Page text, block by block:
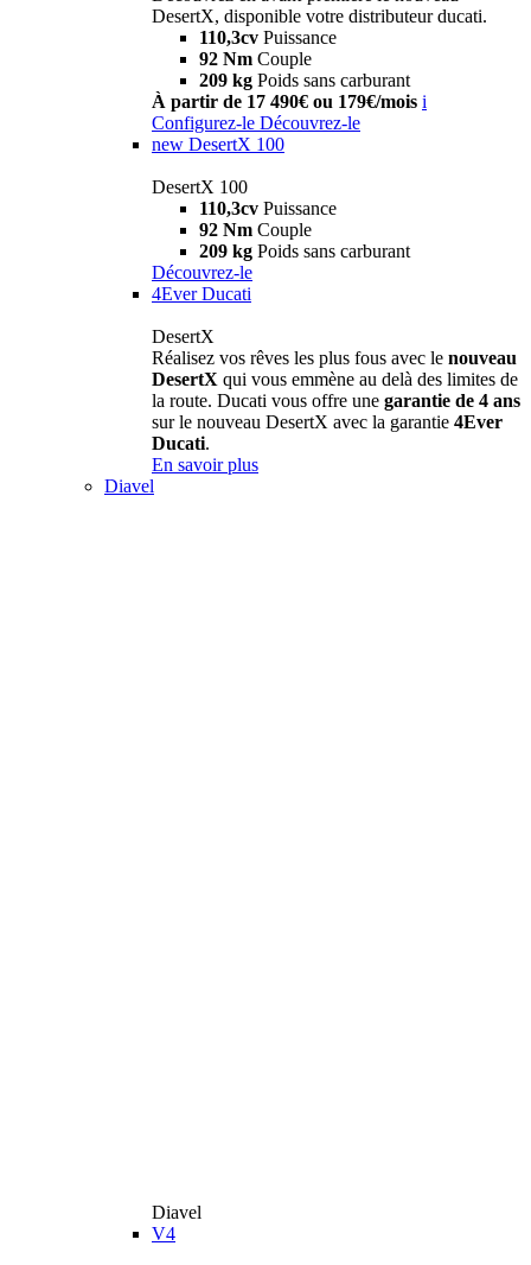
DesertX, disponible votre distributeur ducati.
110,3cv Puissance
92 Nm Couple
209 kg Poids sans carburant
À partir de 17 490€ ou 179€/mois i
Configurez-le Découvrez-le
new DesertX 100
DesertX 100
110,3cv Puissance
92 Nm Couple
209 kg Poids sans carburant
Découvrez-le
4Ever Ducati
DesertX
Réalisez vos rêves les plus fous avec le nouveau
DesertX qui vous emmène au delà des limites de
la route. Ducati vous offre une garantie de 4 ans
sur le nouveau DesertX avec la garantie 4Ever
Ducati.
En savoir plus
Diavel
Diavel
V4